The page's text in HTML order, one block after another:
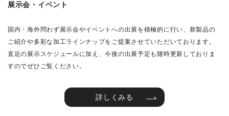
展示会・イベント
国内・海外問わず展示会やイベントへの出展を積極的に行い、新製品の
ご紹介や多彩な加工ラインナップをご提案させていただいております。
直近の展示スケジュールに加え、今後の出展予定も随時更新しておりま
すのでぜひご覧ください。
詳しくみる